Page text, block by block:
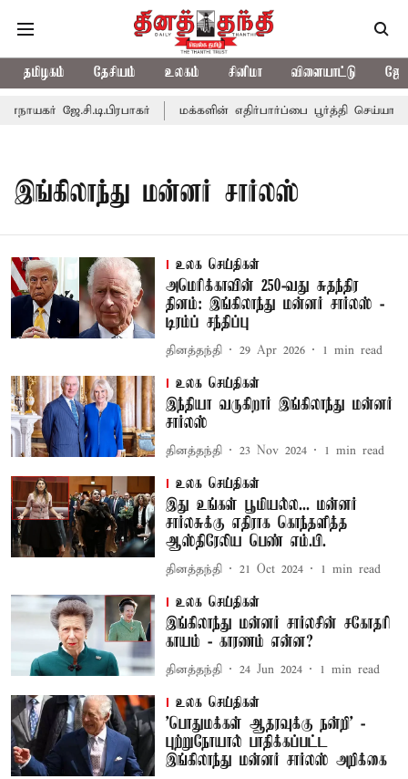
தமிழகம் தேசியம் உலகம் சினிமா விளையாட்டு
ஜே.சி.டி.பிரபாகர் மக்களின் எதிர்பார்ப்பை பூர்த்தி செய்யாத
இங்கிலாந்து மன்னர் சார்லஸ்
உலக செய்திகள்
அமெரிக்காவின் 250-வது சுதந்திர
தினம்: இங்கிலாந்து மன்னர் சார்லஸ் -
டிரம்ப் சந்திப்பு
தினத்தந்தி 29 Apr 2026 1 min read
உலக செய்திகள்
இந்தியா வருகிறார் இங்கிலாந்து மன்னர்
சார்லஸ்
தினத்தந்தி 23 Nov 2024 1 min read
உலக செய்திகள்
இது உங்கள் பூமியல்ல... மன்னர்
சார்லசுக்கு எதிராக கொந்தளித்த
ஆஸ்திரேலிய பெண் எம்.பி.
தினத்தந்தி 21 Oct 2024 1 min read
உலக செய்திகள்
இங்கிலாந்து மன்னர் சார்லசின் சகோதரி
காயம் - காரணம் என்ன?
தினத்தந்தி 24 Jun 2024 1 min read
உலக செய்திகள்
'பொதுமக்கள் ஆதரவுக்கு நன்றி' -
புற்றுநோயால் பாதிக்கப்பட்ட
இங்கிலாந்து மன்னர் சார்லஸ் அறிக்கை